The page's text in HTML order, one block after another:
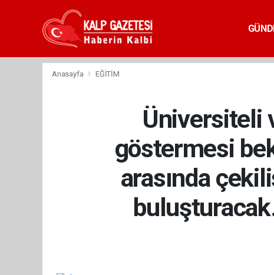
Anasayfa EĞİTİM
Üniversiteli
göstermesi
arasında